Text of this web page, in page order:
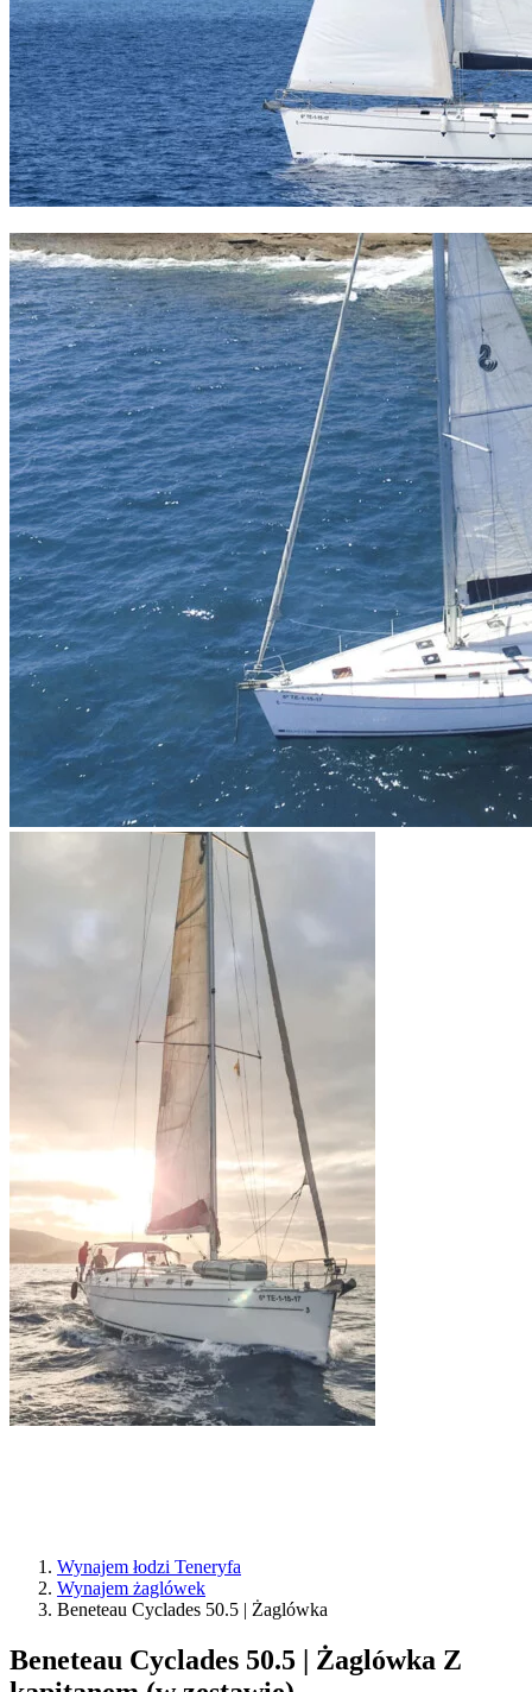
Wynajem łodzi Teneryfa
Wynajem żaglówek
Beneteau Cyclades 50.5 | Żaglówka
Beneteau Cyclades 50.5 | Żaglówka Z